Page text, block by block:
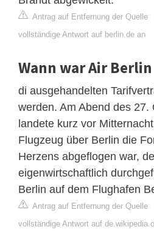
Antrag auf Entfernung der Quelle
vollständige Antwort auf berlin.de an
Wann war Air
di ausgehandelten
werden. Am Abend des 27.
landete kurz vor
Flugzeug über Berlin die
Herzens abgeflogen war,
eigenwirtschaftlich
Berlin auf dem Flughafen
Antrag auf Entfernung der Quelle
vollständige Antwort auf